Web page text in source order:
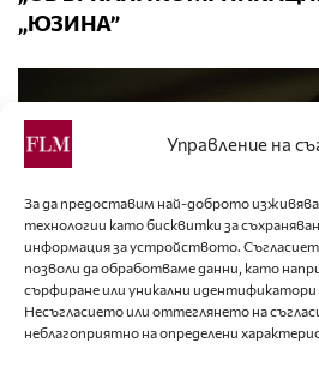
Управление на
За да предоставим най-доброто
технологии като бисквитки за
информация за устройството.
позволи да обработваме данни, като
сърфиране или уникални идентификатори
Несъгласието или оттеглянето на
неблагоприятно на определени
„ЮЗИНА”